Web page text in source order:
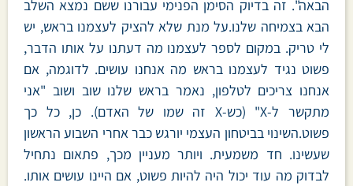
הבאה". זה בדיוק הסימן הפנימי עבורנו ששם נמצא השלב
הבא בצמיחה שלנו.על מנת שלא להציק לעצמנו בראש, יש
לי טריק. במקום לספר לעצמנו מה דעתנו על אותו הדבר,
פשוט נגיד לעצמנו בראש מה אנחנו עושים. לדוגמה, אם
אנחנו צריכים לטלפון, נאמר בראש שלנו שוב ושוב "אני
מתקשר ל-X" (כש-X זה שמו של האדם). כן, כל כך
פשוט.השינוי בביטחון העצמי יורגש כבר אחרי השבוע הראשון
שעשינו. חד משמעית. ויותר מעניין מכך, פתאום נתחיל
לבדוק מה עוד יכול היה להיות פשוט, אם היינו עושים אותו.